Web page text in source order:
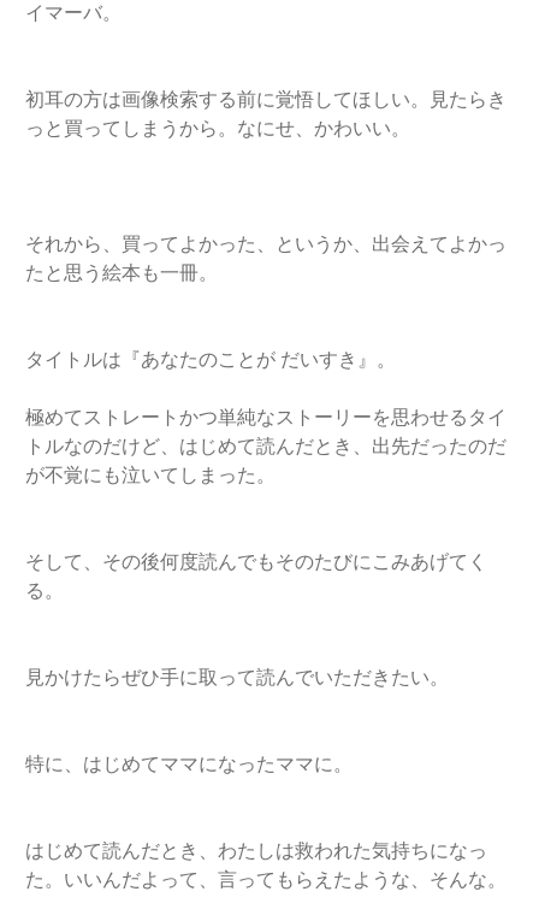
イマーバ。
初耳の方は画像検索する前に覚悟してほしい。見たらき
っと買ってしまうから。なにせ、かわいい。
それから、買ってよかった、というか、出会えてよかっ
たと思う絵本も一冊。
タイトルは『あなたのことが だいすき』。
極めてストレートかつ単純なストーリーを思わせるタイ
トルなのだけど、はじめて読んだとき、 出先だったのだ
が不覚にも泣いてしまった。
そして、その後何度読んでもそのたびにこみあげてく
る。
見かけたらぜひ手に取って読んでいただきたい。
特に、はじめてママになったママに。
はじめて読んだとき、わたしは救われた気持ちになっ
た。いいんだよって、言ってもらえたような、そんな。